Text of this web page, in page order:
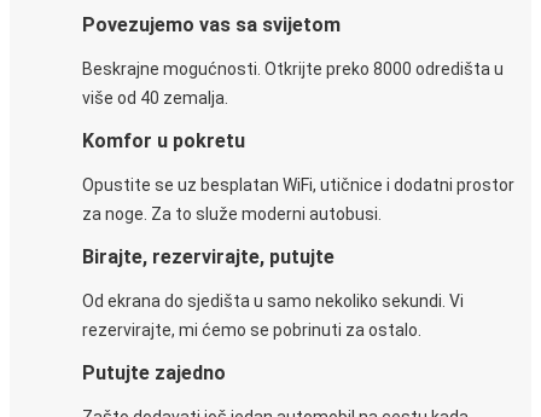
Povezujemo vas sa svijetom
Beskrajne mogućnosti. Otkrijte preko 8000 odredišta u
više od 40 zemalja.
Komfor u pokretu
Opustite se uz besplatan WiFi, utičnice i dodatni prostor
za noge. Za to služe moderni autobusi.
Birajte, rezervirajte, putujte
Od ekrana do sjedišta u samo nekoliko sekundi. Vi
rezervirajte, mi ćemo se pobrinuti za ostalo.
Putujte zajedno